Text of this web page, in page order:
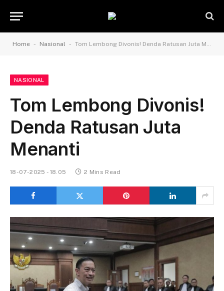
Home - Nasional - Tom Lembong Divonis! Denda Ratusan Juta Menanti
NASIONAL
Tom Lembong Divonis!
Denda Ratusan Juta
Menanti
18-07-2025 - 18.05 2 Mins Read